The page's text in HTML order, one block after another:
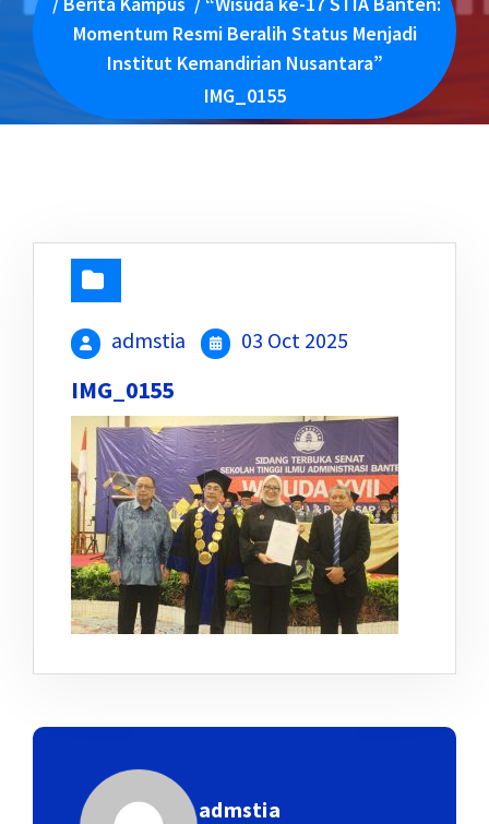
Momentum Resmi Beralih Status Menjadi
Institut Kemandirian Nusantara”
IMG_0155
admstia 03 Oct 2025
IMG_0155
admstia